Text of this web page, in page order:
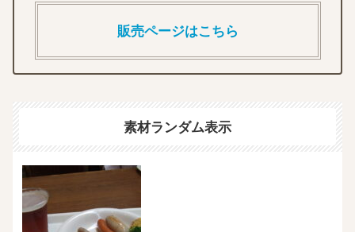
販売ページはこちら
素材ランダム表示